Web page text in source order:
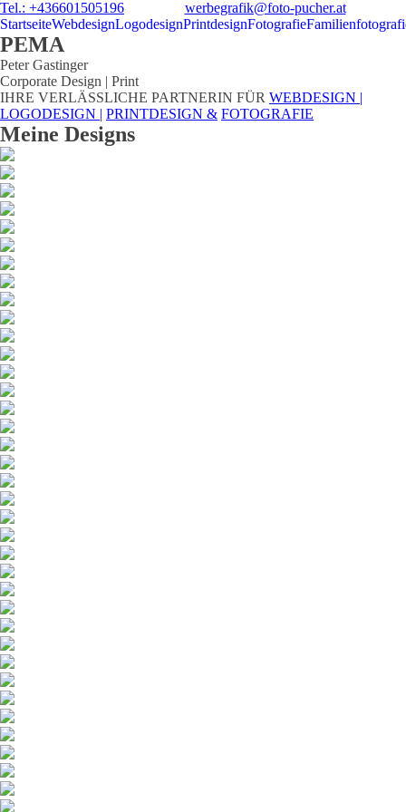
Tel.: +436601505196
werbegrafik@foto-pucher.at
StartseiteWebdesignLogodesignPrintdesignFotografie
PEMA
Peter Gastinger
Corporate Design | Print
IHRE VERLÄSSLICHE PARTNERIN FÜR WEBDESIGN |
LOGODESIGN | PRINTDESIGN & FOTOGRAFIE
Meine Designs